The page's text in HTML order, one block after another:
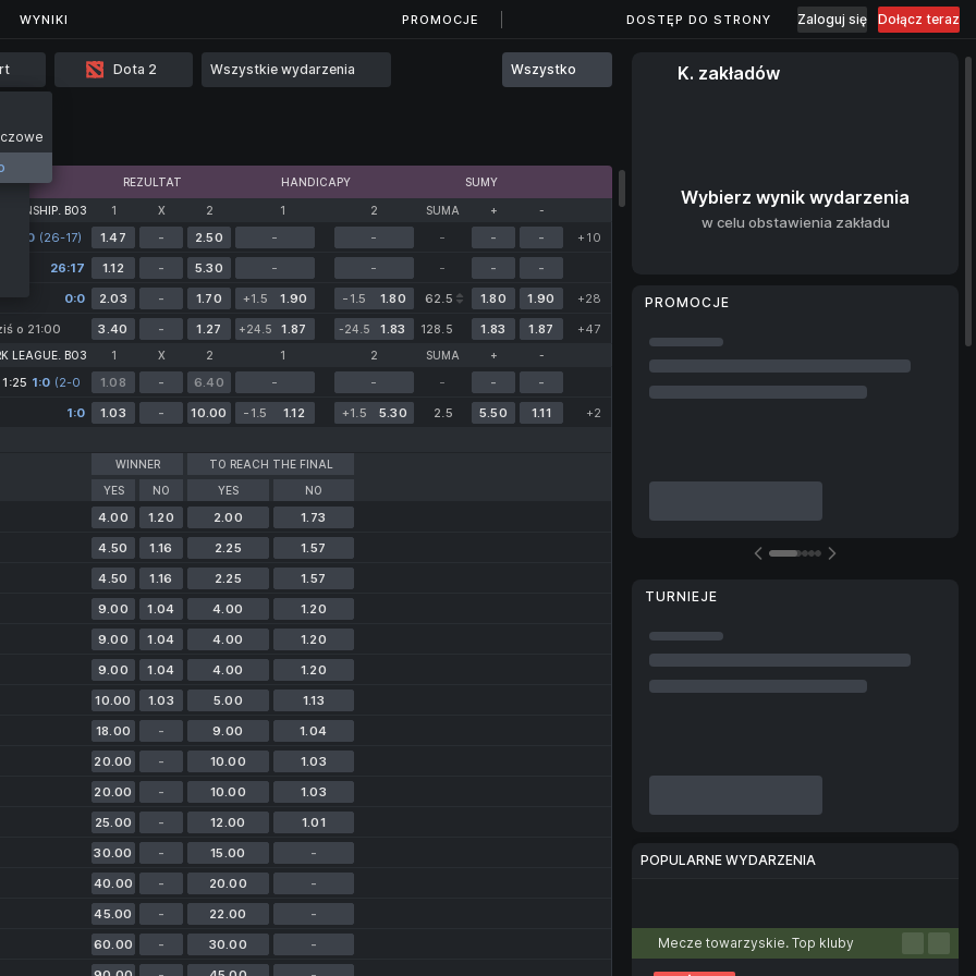
WYNIKI
WYNIKI PROMOCJE DOSTĘP DO STRONY Zaloguj się Dołącz teraz
Dota 2 Wszystkie wydarzenia Wszystko
REZULTAT HANDICAPY SUMY
BO3 1 X 2 1 2 SUMA + -
0:0 (26-17)
(26-17) 1.47 - 2.50 - - - - -
+10
26:17 1.12 - 5.30 - - - -
-
0:0 2.03 - 1.70 +1.5 1.90 -1.5 1.80 62.5 1.80 1.90
+28
o 21:00 3.40 - 1.27 +24.5 1.87 -24.5 1.83 128.5 1.83 1.87 +47
LEAGUE. BO3 1 X 2 1 2 SUMA + -
1:0 (2-0
1.08 - 6.40 - - - -
-
1:0 1.03 - 10.00 -1.5 1.12 +1.5 5.30 2.5 5.50 1.11 +2
WINNER
YES
NO
TO REACH THE FINAL
YES
NO
4.00 1.20 2.00
1.73
4.50 1.16 2.25
1.57
4.50 1.16 2.25
1.57
9.00 1.04 4.00
1.20
9.00 1.04 4.00
1.20
9.00 1.04 4.00
1.20
10.00 1.03 5.00
1.13
18.00 - 9.00
1.04
20.00 - 10.00
1.03
20.00 - 10.00
1.03
25.00 - 12.00
1.01
30.00 - 15.00
-
40.00 - 20.00
-
45.00 - 22.00
-
60.00 - 30.00
-
K. zakładów
Wybierz wynik wydarzenia
w celu obstawienia zakładu
PROMOCJE
TURNIEJE
POPULARNE WYDARZENIA
Mecze towarzyskie. Top kluby